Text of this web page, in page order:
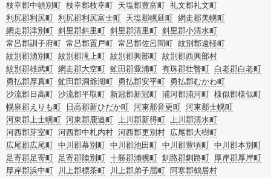
枝幸郡中頓別町 枝幸郡枝幸町 天塩郡豊富町 礼文郡礼文町
利尻郡利尻町 利尻郡利尻富士町 天塩郡幌延町 網走郡美幌町
網走郡津別町 斜里郡斜里町 斜里郡清里町 斜里郡小清水町
常呂郡訓子府町 常呂郡置戸町 常呂郡佐呂間町 紋別郡遠軽町
紋別郡湧別町 紋別郡滝上町 紋別郡興部町 紋別郡西興部村
紋別郡雄武町 網走郡大空町 虻田郡豊浦町 有珠郡壮瞥町 白老郡白老町
勇払郡厚真町 虻田郡洞爺湖町 勇払郡安平町 勇払郡むかわ町
沙流郡日高町 沙流郡平取町 新冠郡新冠町 浦河郡浦河町 様似郡様似町
幌泉郡えりも町
日高郡新ひだか町 河東郡音更町 河東郡士幌町
河東郡上士幌町 河東郡鹿追町 上川郡新得町 上川郡清水町
河西郡芽室町 河西郡中札内村 河西郡更別村 広尾郡大樹町
広尾郡広尾町 中川郡幕別町 中川郡池田町 中川郡豊頃町 中川郡本別町
足寄郡足寄町 足寄郡陸別町 十勝郡浦幌町 釧路郡釧路町 厚岸郡厚岸町
厚岸郡浜中町
川上郡標茶町 川上郡弟子屈町 阿寒郡鶴居村